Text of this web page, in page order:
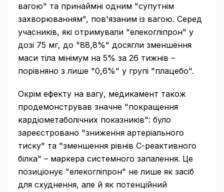
вагою" та принаймні одним "супутнім
захворюванням", пов'язаним із вагою. Серед
учасників, які отримували "елекогліпрон" у
дозі 75 мг, до "88,8%" досягли зменшення
маси тіла мінімум на 5% за 26 тижнів –
порівняно з лише "0,6%" у групі "плацебо".
Окрім ефекту на вагу, медикамент також
продемонстрував значне "покращення
кардіометаболічних показників": було
зареєстровано "зниження артеріального
тиску" та "зменшення рівнів С-реактивного
білка" – маркера системного запалення. Це
позиціонує "елекогліпрон" не лише як засіб
для схуднення, але й як потенційний